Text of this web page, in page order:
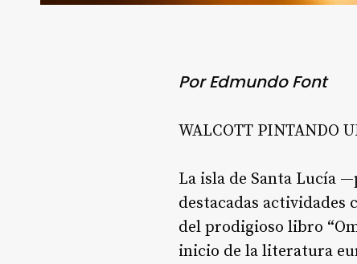
Por Edmundo Font
WALCOTT PINTANDO
La isla de Santa Lucía
destacadas actividades
del prodigioso libro
inicio de la literatura